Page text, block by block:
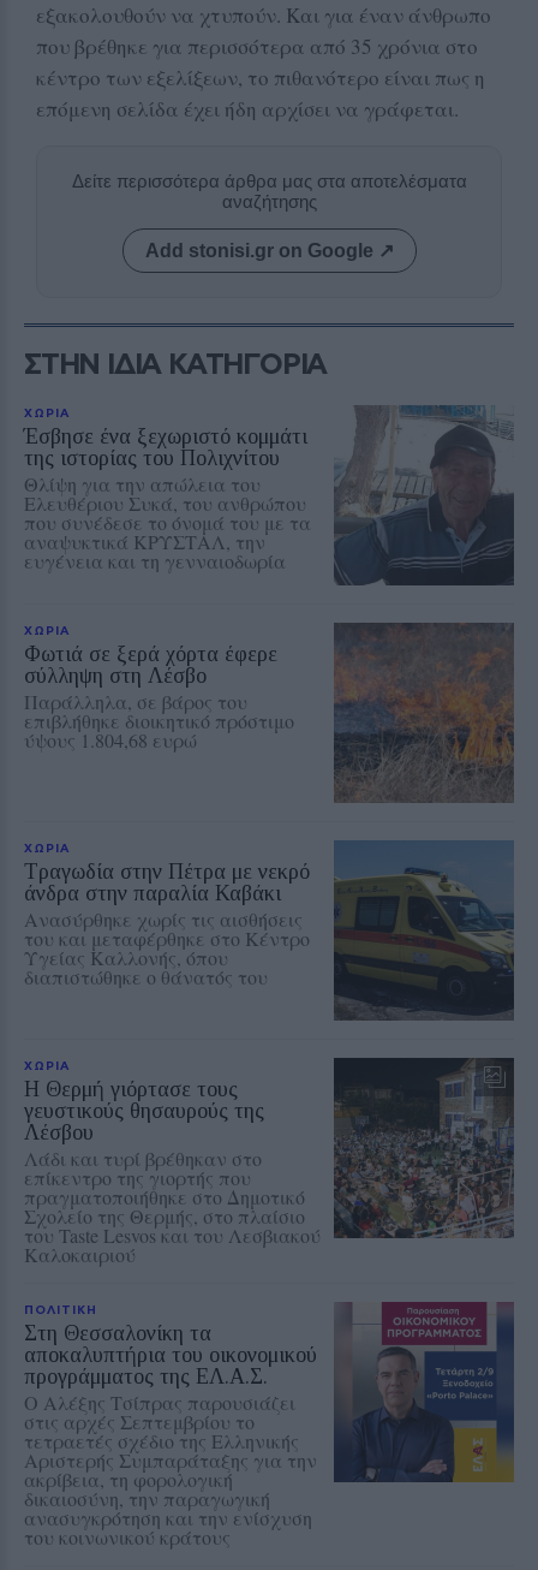
εξακολουθούν να χτυπούν. Και για έναν άνθρωπο
που βρέθηκε για περισσότερα από 35 χρόνια στο
κέντρο των εξελίξεων, το πιθανότερο είναι πως η
επόμενη σελίδα έχει ήδη αρχίσει να γράφεται.
Δείτε περισσότερα άρθρα μας στα αποτελέσματα
αναζήτησης
Add stonisi.gr on Google ↗
ΣΤΗΝ ΙΔΙΑ ΚΑΤΗΓΟΡΙΑ
ΧΩΡΙΑ
Έσβησε ένα ξεχωριστό κομμάτι
της ιστορίας του Πολιχνίτου
Θλίψη για την απώλεια του
Ελευθέριου Συκά, του ανθρώπου
που συνέδεσε το όνομά του με τα
αναψυκτικά ΚΡΥΣΤΑΛ, την
ευγένεια και τη γενναιοδωρία
ΧΩΡΙΑ
Φωτιά σε ξερά χόρτα έφερε
σύλληψη στη Λέσβο
Παράλληλα, σε βάρος του
επιβλήθηκε διοικητικό πρόστιμο
ύψους 1.804,68 ευρώ
ΧΩΡΙΑ
Τραγωδία στην Πέτρα με νεκρό
άνδρα στην παραλία Καβάκι
Ανασύρθηκε χωρίς τις αισθήσεις
του και μεταφέρθηκε στο Κέντρο
Υγείας Καλλονής, όπου
διαπιστώθηκε ο θάνατός του
ΧΩΡΙΑ
Η Θερμή γιόρτασε τους
γευστικούς θησαυρούς της
Λέσβου
Λάδι και τυρί βρέθηκαν στο
επίκεντρο της γιορτής που
πραγματοποιήθηκε στο Δημοτικό
Σχολείο της Θερμής, στο πλαίσιο
του Taste Lesvos και του Λεσβιακού
Καλοκαιριού
ΠΟΛΙΤΙΚΗ
Στη Θεσσαλονίκη τα
αποκαλυπτήρια του οικονομικού
προγράμματος της ΕΛ.Α.Σ.
Ο Αλέξης Τσίπρας παρουσιάζει
στις αρχές Σεπτεμβρίου το
τετραετές σχέδιο της Ελληνικής
Αριστερής Συμπαράταξης για την
ακρίβεια, τη φορολογική
δικαιοσύνη, την παραγωγική
ανασυγκρότηση και την ενίσχυση
του κοινωνικού κράτους